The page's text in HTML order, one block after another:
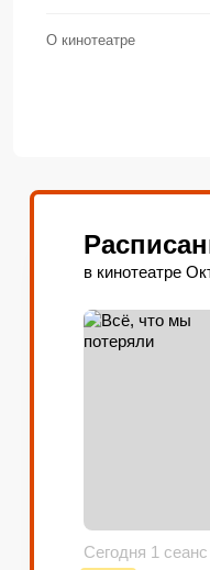
О кинотеатре
в кинотеатре
Сегодня 1 сеанс